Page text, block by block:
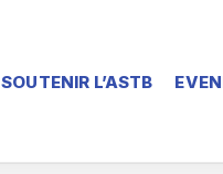
SOUTENIR L’ASTB